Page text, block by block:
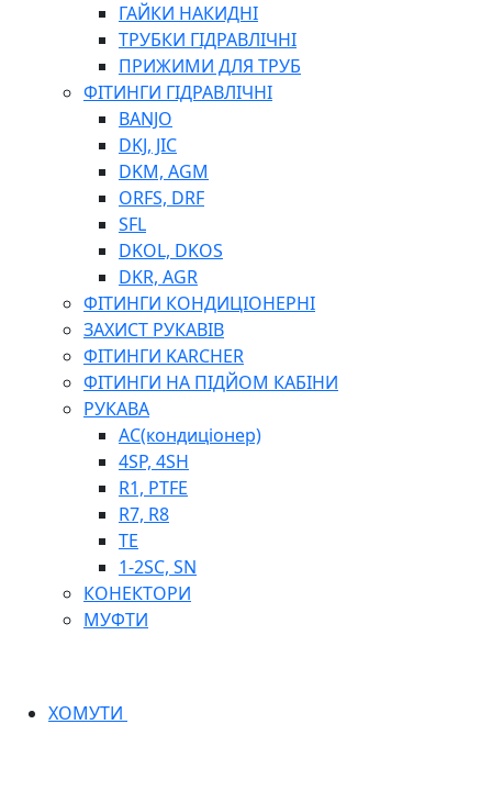
ГАЙКИ НАКИДНІ
ТРУБКИ ГІДРАВЛІЧНІ
ПРИЖИМИ ДЛЯ ТРУБ
ФІТИНГИ ГІДРАВЛІЧНІ
BANJO
DKJ, JIC
DKM, AGM
ORFS, DRF
SFL
DKOL, DKOS
DKR, AGR
ФІТИНГИ КОНДИЦІОНЕРНІ
ЗАХИСТ РУКАВІВ
ФІТИНГИ KARCHER
ФІТИНГИ НА ПІДЙОМ КАБІНИ
РУКАВА
AC(кондиціонер)
4SP, 4SH
R1, PTFE
R7, R8
TE
1-2SC, SN
КОНЕКТОРИ
МУФТИ
ХОМУТИ